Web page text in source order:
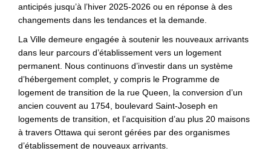
anticipés jusqu’à l’hiver 2025-2026 ou en réponse à des
changements dans les tendances et la demande.
La Ville demeure engagée à soutenir les nouveaux arrivants
dans leur parcours d’établissement vers un logement
permanent. Nous continuons d’investir dans un système
d’hébergement complet, y compris le Programme de
logement de transition de la rue Queen, la conversion d’un
ancien couvent au 1754, boulevard Saint-Joseph en
logements de transition, et l’acquisition d’au plus 20 maisons
à travers Ottawa qui seront gérées par des organismes
d’établissement de nouveaux arrivants.